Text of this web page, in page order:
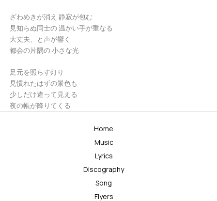
ざわめきが消え 静寂が包む
見知らぬ同士の 温かい手が重なる
大丈夫、と声が響く
都会の片隅の 小さな光
足元を照らす灯り
見慣れたはずの景色も
少しだけ違って見える
夜の帳が降りてくる
Home
Music
Lyrics
Discography
Song
Flyers